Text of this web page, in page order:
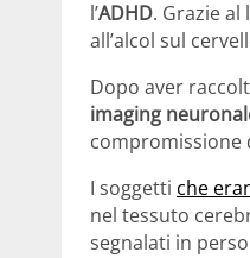
l’ADHD. Grazie
all’alcol sul
Dopo aver
imaging
compromissione
I soggetti che
nel tessuto
segnalati in